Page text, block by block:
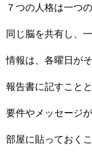
７つの人格は一つ
同じ脳を共有し、
情報は、各曜日が
報告書に記すことと
要件やメッセージ
部屋に貼っておく